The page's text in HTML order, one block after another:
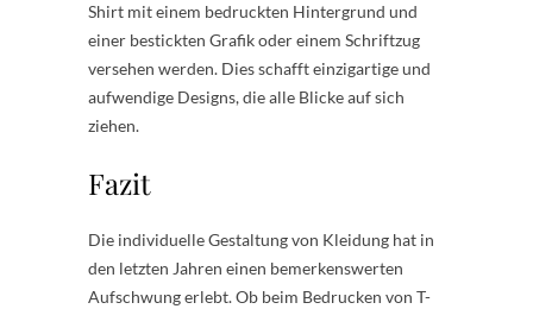
Shirt mit einem bedruckten Hintergrund und
einer bestickten Grafik oder einem Schriftzug
versehen werden. Dies schafft einzigartige und
aufwendige Designs, die alle Blicke auf sich
ziehen.
Fazit
Die individuelle Gestaltung von Kleidung hat in
den letzten Jahren einen bemerkenswerten
Aufschwung erlebt. Ob beim Bedrucken von T-